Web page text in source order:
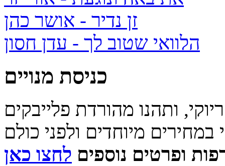
זן נדיר - אושר כהן
הלוואי שטוב לך - עדן חסון
כניסת מנויים
ותהנו מהורדת פלייבקים
ופרטים נוספים